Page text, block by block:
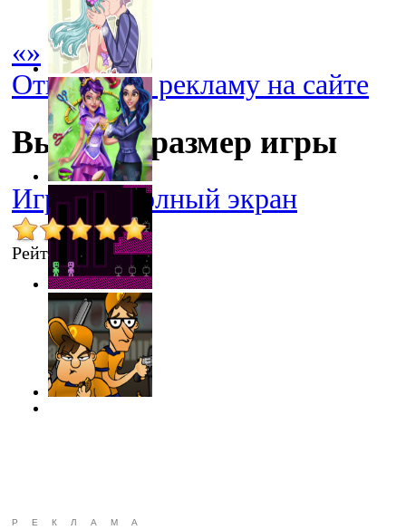
«»
Отключить рекламу на сайте
Выбрать размер игры
Играть в полный экран
Рейтинг : 1
РЕКЛАМА